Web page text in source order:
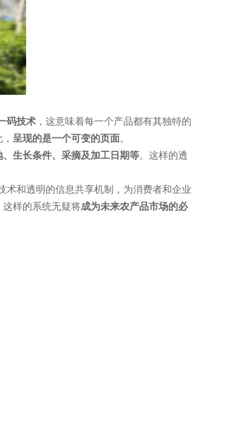
码技术 ，这意味着每一个产品都有其独特的
呈现的是一个可变的页面。
、生长条件、采摘及加工日期等。这样的透
和透明的信息共享机制，为消费者和企业
样的系统无疑将成为未来农产品市场的必